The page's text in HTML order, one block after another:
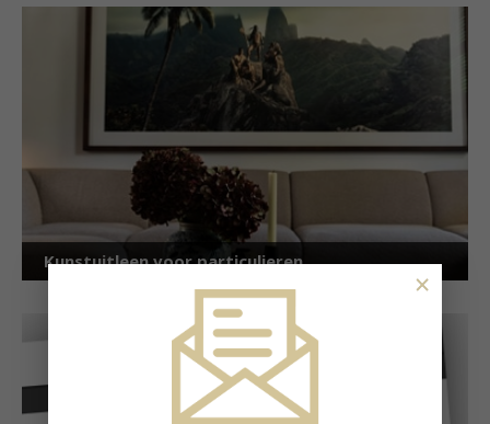
Kunstuitleen voor particulieren
×